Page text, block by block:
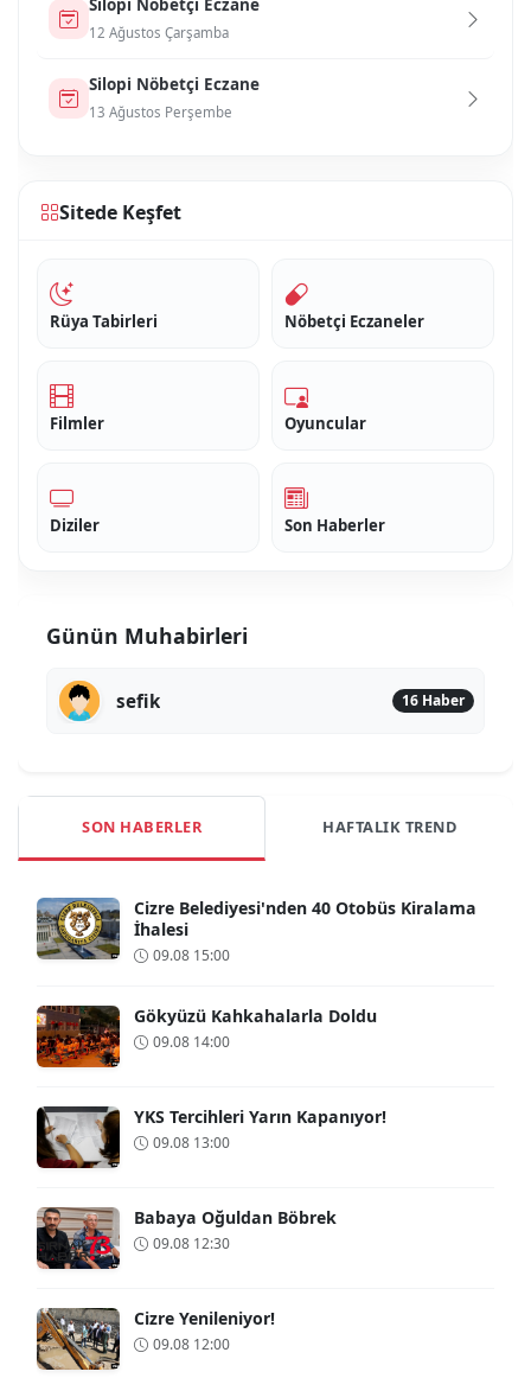
Si̇lopi̇ Nöbetçi Eczane
12 Ağustos Çarşamba
Si̇lopi̇ Nöbetçi Eczane
13 Ağustos Perşembe
Sitede Keşfet
Rüya Tabirleri Nöbetçi Eczaneler
Filmler Oyuncular
Diziler Son Haberler
Günün Muhabirleri
sefik 16 Haber
SON HABERLER HAFTALIK TREND
Cizre Belediyesi'nden 40 Otobüs Kiralama
İhalesi
09.08 15:00
Gökyüzü Kahkahalarla Doldu
09.08 14:00
YKS Tercihleri Yarın Kapanıyor!
09.08 13:00
Babaya Oğuldan Böbrek
09.08 12:30
Cizre Yenileniyor!
09.08 12:00